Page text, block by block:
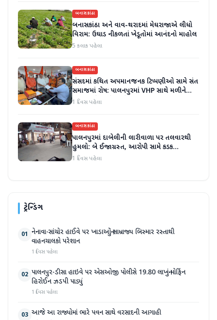
બનાસકાંઠા
બનાસકાંઠા અને વાવ-થરાદમાં મેઘરાજાએ લીધો
વિરામ: ઉઘાડ નીકળતાં ખેડૂતોમાં આનંદનો માહોલ
5 કલાક પહેલા
બનાસકાંઠા
સંસદમાં કથિત અપમાનજનક ટિપ્પણીઓ સામે સંત
સમાજમાં રોષ: પાલનપુરમાં VHP સાથે મળીને
અધિક કલેક્ટરને આવેદનપત્ર આપ્યું
1 દિવસ પહેલા
બનાસકાંઠા
પાલનપુરમાં દાબેલીની લારીવાળા પર તલવારથી
હુમલો: બે ઈજાગ્રસ્ત, આરોપી સામે કડક
કાર્યવાહીની માંગ
1 દિવસ પહેલા
ટ્રેન્ડિંગ
01 નેનાવા-સાંચોર હાઈવે પર ખાડાઓનું સામ્રાજ્ય બિસ્માર રસ્તાથી
વાહનચાલકો પરેશાન
1 દિવસ પહેલા
02 પાલનપુર-ડીસા હાઇવે પર એસઓજી પોલીસે 19.80 લાખનું મોર્ફિન
હિરોઈન ઝડપી પાડ્યું
1 દિવસ પહેલા
03 આજે આ રાજ્યોમાં ભારે પવન સાથે વરસાદની આગાહી